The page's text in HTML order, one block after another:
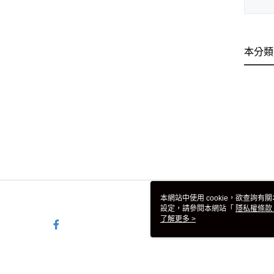
本分
本網站中使用 cookie，欲查詢有
設定，請參閱本網站「 隱私權條款
使用 cookie。
了解更多 >